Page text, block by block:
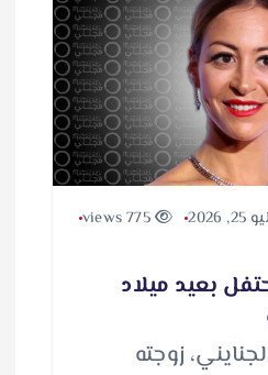
2026
775 views
بعيد ميلاد
زوجته